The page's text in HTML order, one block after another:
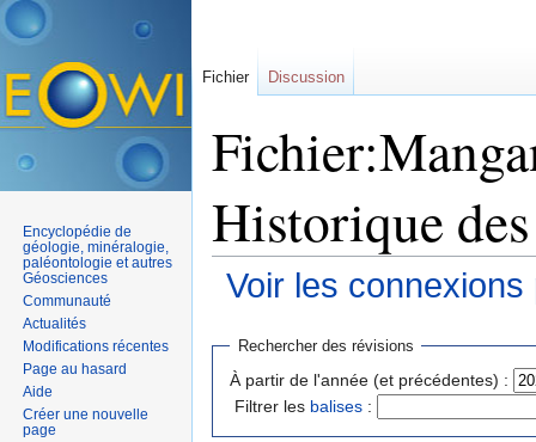
Historique
Voir les
Rechercher des révisions
À partir de l'année (et précédentes) :
Filtrer les balises :
Fichier Discussion
Encyclopédie de
géologie, minéralogie,
paléontologie et autres
Géosciences
Communauté
Actualités
Modifications récentes
Page au hasard
Aide
Créer une nouvelle
page